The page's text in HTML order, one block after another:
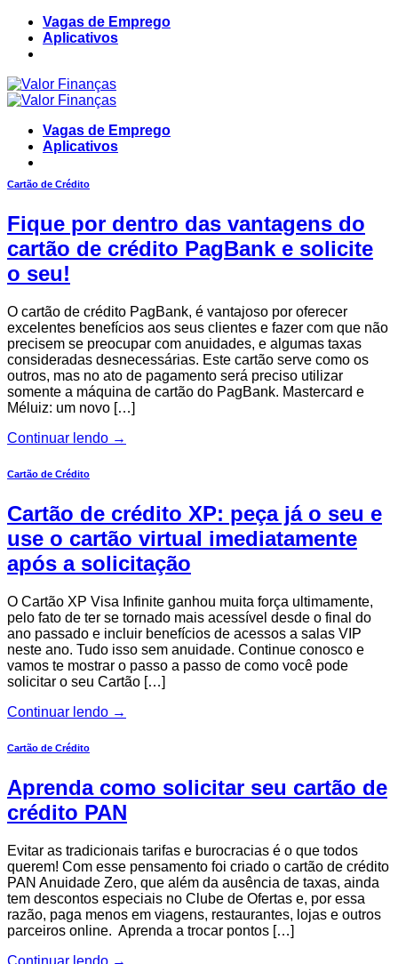
Skip
content
Vagas de Emprego
Aplicativos
Vagas de Emprego
Aplicativos
Cartão de Crédito
Fique por dentro das vantagens do
cartão de crédito PagBank e solicite
o seu!
O cartão de crédito PagBank, é vantajoso por oferecer
excelentes benefícios aos seus clientes e fazer com que não
precisem se preocupar com anuidades, e algumas taxas
consideradas desnecessárias. Este cartão serve como os
outros, mas no ato de pagamento será preciso utilizar
somente a máquina de cartão do PagBank. Mastercard e
Méluiz: um novo […]
Continuar lendo →
Cartão de Crédito
Cartão de crédito XP: peça já o seu e
use o cartão virtual imediatamente
após a solicitação
O Cartão XP Visa Infinite ganhou muita força ultimamente,
pelo fato de ter se tornado mais acessível desde o final do
ano passado e incluir benefícios de acessos a salas VIP
neste ano. Tudo isso sem anuidade. Continue conosco e
vamos te mostrar o passo a passo de como você pode
solicitar o seu Cartão […]
Continuar lendo →
Cartão de Crédito
Aprenda como solicitar seu cartão de
crédito PAN
Evitar as tradicionais tarifas e burocracias é o que todos
querem! Com esse pensamento foi criado o cartão de crédito
PAN Anuidade Zero, que além da ausência de taxas, ainda
tem descontos especiais no Clube de Ofertas e, por essa
razão, paga menos em viagens, restaurantes, lojas e outros
parceiros online. Aprenda a trocar pontos […]
Continuar lendo →